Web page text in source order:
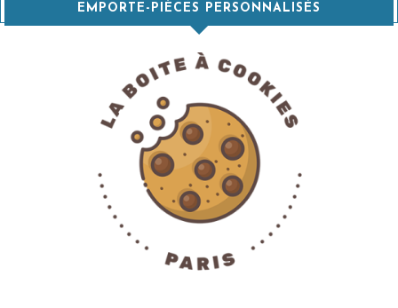
EMPORTE-PIÈCES PERSONNALISÉS